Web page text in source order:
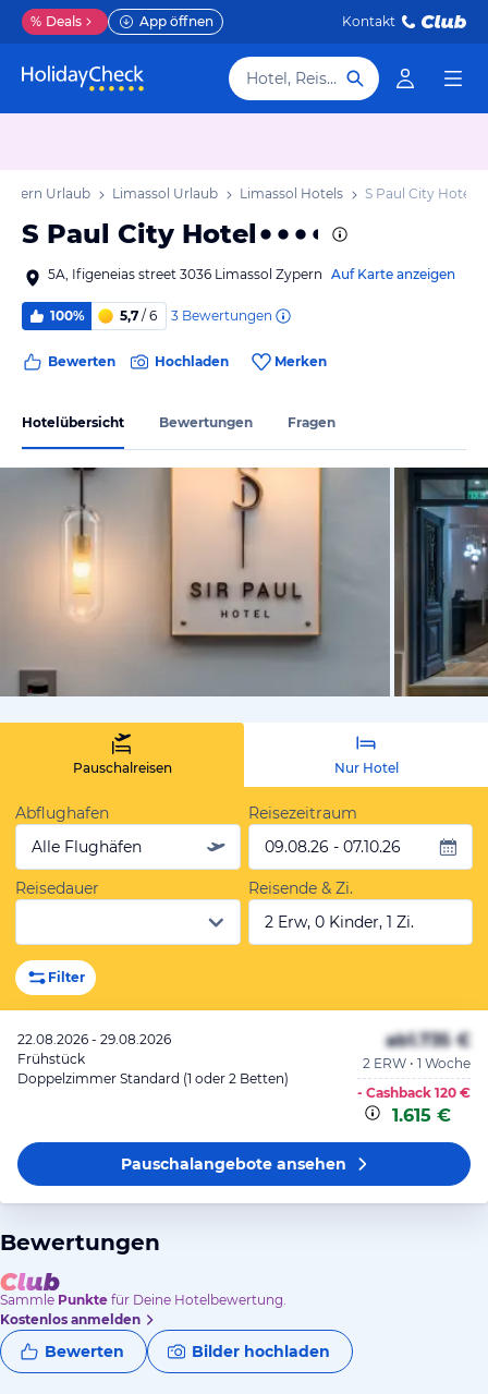
% Deals App öffnen Kontakt
Hotel, Reiseziel
Urlaub Limassol Urlaub Limassol Hotels S Paul City Hotel
S Paul City Hotel
5A, Ifigeneias street 3036 Limassol Zypern Auf Karte anzeigen
100% 5,7 / 6 3 Bewertungen
Bewerten Hochladen Merken
Hotelübersicht Bewertungen Fragen
von
Pauschalreisen Nur Hotel
Abflughafen
Alle Flughäfen
Reisezeitraum
09.08.26 - 07.10.26
Reisedauer
Reisende & Zi.
2 Erw, 0 Kinder, 1 Zi.
Filter
22.08.2026 - 29.08.2026
Frühstück
Doppelzimmer Standard (1 oder 2 Betten)
ab1.735 €
2 ERW • 1 Woche
- Cashback 120 €
1.615 €
Pauschalangeboteansehen
Bewertungen
Sammle Punkte für Deine Hotelbewertung.
Kostenlos anmelden
Bewerten Bilder hochladen